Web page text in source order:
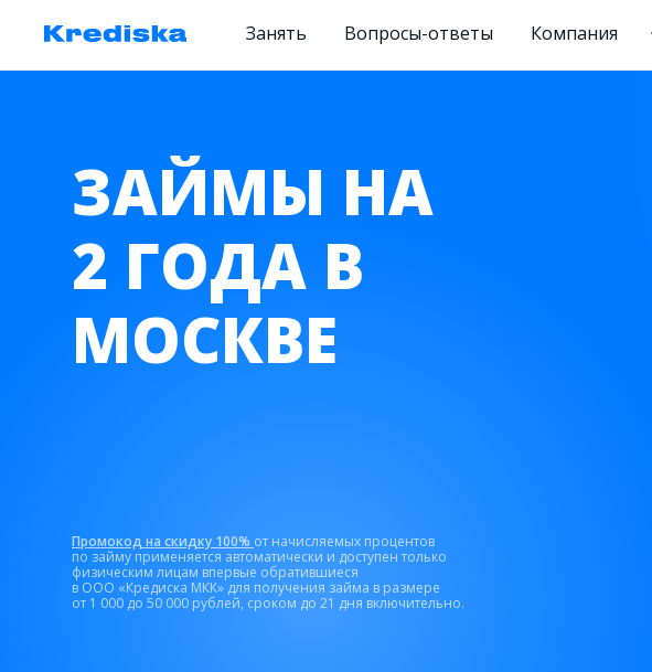
Занять Вопросы-ответы Компания
ЗАЙМЫ НА
2 ГОДА В
МОСКВЕ
Промокод на скидку 100% от начисляемых процентов
по займу применяется автоматически и доступен только
физическим лицам впервые обратившиеся
в ООО «Кредиска МКК» для получения займа в размере
от 1 000 до 50 000 рублей, сроком до 21 дня включительно.